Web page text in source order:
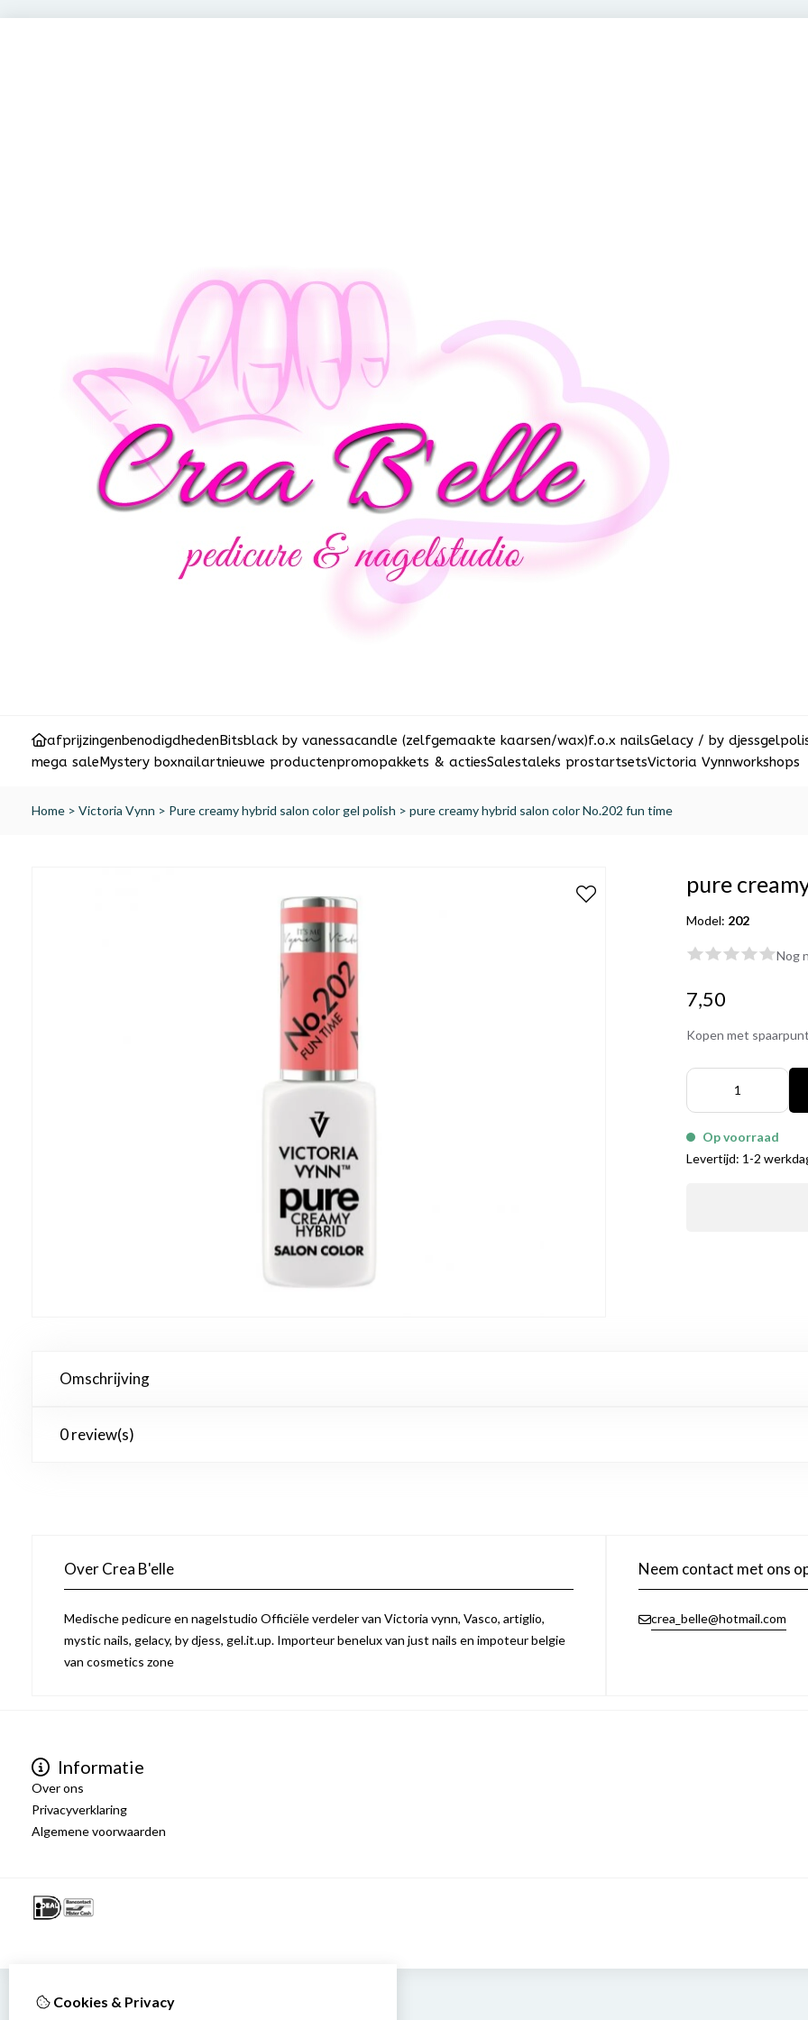
afprijzingenbenodigdhedenBitsblack by vanessacandle (zelfgemaakte kaarsen/wax)f.o.x nailsGelacy / by djess
mega saleMystery boxnailartnieuwe productenpromopakkets & actiesSalestaleks prostartsetsVictoria Vynnworkshops
Home > Victoria Vynn > Pure creamy hybrid salon color gel polish > pure creamy hybrid salon color No.202 fun time
pure
Model: 202
Nog
7,50
Kopen met
Op voorraad
Levertijd: 1-2
Omschrijving
0 review(s)
Over Crea B'elle
Medische pedicure en nagelstudio Officiële verdeler van Victoria vynn, Vasco, artiglio,
mystic nails, gelacy, by djess, gel.it.up. Importeur benelux van just nails en impoteur belgie
van cosmetics zone
Neem contact met ons
crea_belle@hotmail.com
Informatie
Over ons
Privacyverklaring
Algemene voorwaarden
Cookies & Privacy